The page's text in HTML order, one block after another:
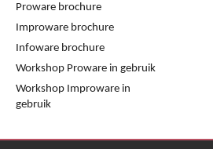
Proware brochure
Improware brochure
Infoware brochure
Workshop Proware in gebruik
Workshop Improware in
gebruik